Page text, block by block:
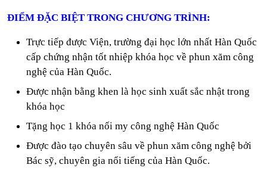
ĐIỂM ĐẶC BIỆT TRONG CHƯƠNG TRÌNH:
Trực tiếp được Viện, trường đại học lớn nhất Hàn Quốc
cấp chứng nhận tốt nhiệp khóa học về phun xăm công
nghệ của Hàn Quốc.
Được nhận bằng khen là học sinh xuất sắc nhật trong
khóa học
Tặng học 1 khóa nối my công nghệ Hàn Quốc
Được đào tạo chuyên sâu về phun xăm công nghệ bởi
Bác sỹ, chuyên gia nổi tiếng của Hàn Quốc.